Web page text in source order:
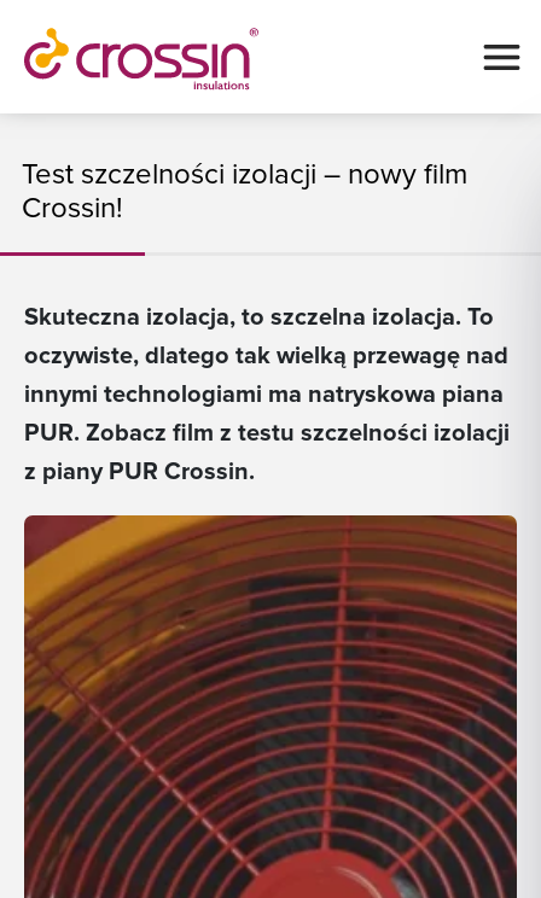
Test szczelności izolacji – nowy film
Crossin!
Skuteczna izolacja, to szczelna izolacja. To
oczywiste, dlatego tak wielką przewagę nad
innymi technologiami ma natryskowa piana
PUR. Zobacz film z testu szczelności izolacji
z piany PUR Crossin.